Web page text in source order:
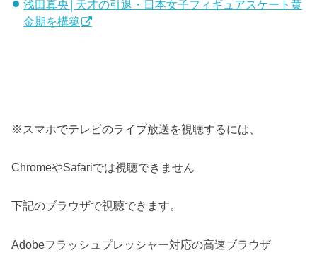
浅田真央│天才の引退・日本女子フィギュアスケート黄
金期を構築
※スマホでテレビのライブ放送を視聴するには、
ChromeやSafariでは視聴できません
下記のブラウザで視聴できます。
Adobeフラッシュプレッシャー対応の高速ブラウザ